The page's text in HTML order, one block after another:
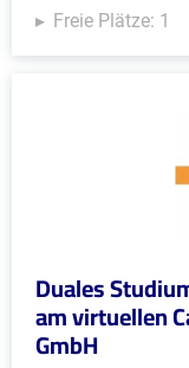
Freie Plätze: 1
Duales
am virtuellen
GmbH